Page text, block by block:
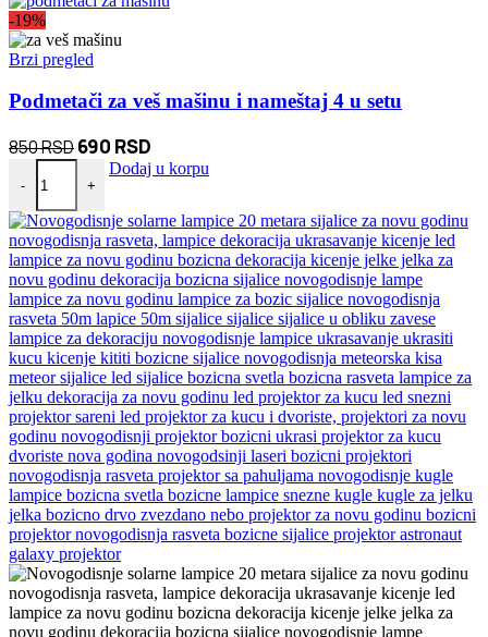
-19%
Brzi pregled
Podmetači za veš mašinu i nameštaj 4 u setu
850RSDOriginalna
cena
je
bila:
850 RSD.
690 RSD
cena
690 RSD.
-
Podmetači za veš mašinu i nameštaj 4 u setu količina
+
Dodaj u korpu